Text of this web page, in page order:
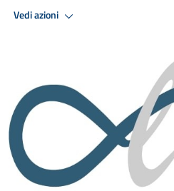
Vedi azioni